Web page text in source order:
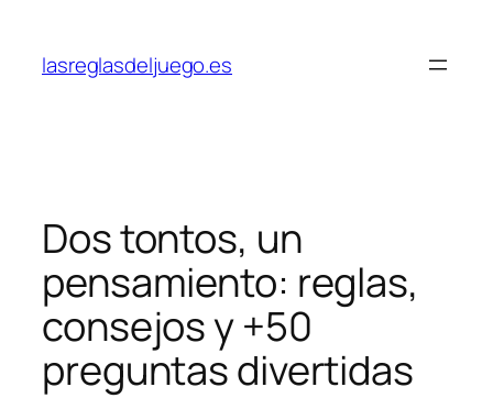
content
lasreglasdeljuego.es
Dos tontos, un
pensamiento: reglas,
consejos y +50
preguntas divertidas